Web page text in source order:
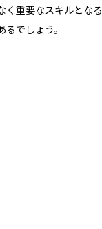
く重要なスキルとな
るでしょう。